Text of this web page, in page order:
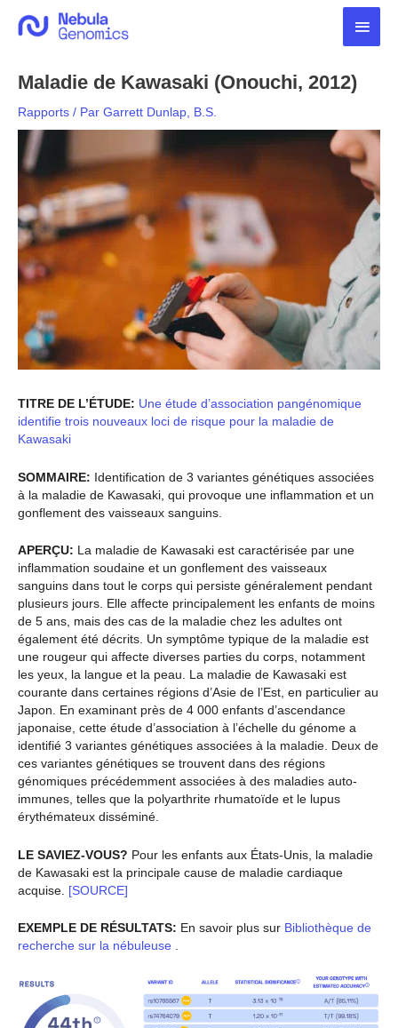
Maladie de Kawasaki (Onouchi, 2012)
Rapports / Par Garrett Dunlap, B.S.
TITRE DE L’ÉTUDE: Une étude d’association pangénomique
identifie trois nouveaux loci de risque pour la maladie de
Kawasaki
SOMMAIRE: Identification de 3 variantes génétiques associées
à la maladie de Kawasaki, qui provoque une inflammation et un
gonflement des vaisseaux sanguins.
APERÇU: La maladie de Kawasaki est caractérisée par une
inflammation soudaine et un gonflement des vaisseaux
sanguins dans tout le corps qui persiste généralement pendant
plusieurs jours. Elle affecte principalement les enfants de moins
de 5 ans, mais des cas de la maladie chez les adultes ont
également été décrits. Un symptôme typique de la maladie est
une rougeur qui affecte diverses parties du corps, notamment
les yeux, la langue et la peau. La maladie de Kawasaki est
courante dans certaines régions d’Asie de l’Est, en particulier au
Japon. En examinant près de 4 000 enfants d’ascendance
japonaise, cette étude d’association à l’échelle du génome a
identifié 3 variantes génétiques associées à la maladie. Deux de
ces variantes génétiques se trouvent dans des régions
génomiques précédemment associées à des maladies auto-
immunes, telles que la polyarthrite rhumatoïde et le lupus
érythémateux disséminé.
LE SAVIEZ-VOUS? Pour les enfants aux États-Unis, la maladie
de Kawasaki est la principale cause de maladie cardiaque
acquise. [SOURCE]
EXEMPLE DE RÉSULTATS: En savoir plus sur Bibliothèque de
recherche sur la nébuleuse